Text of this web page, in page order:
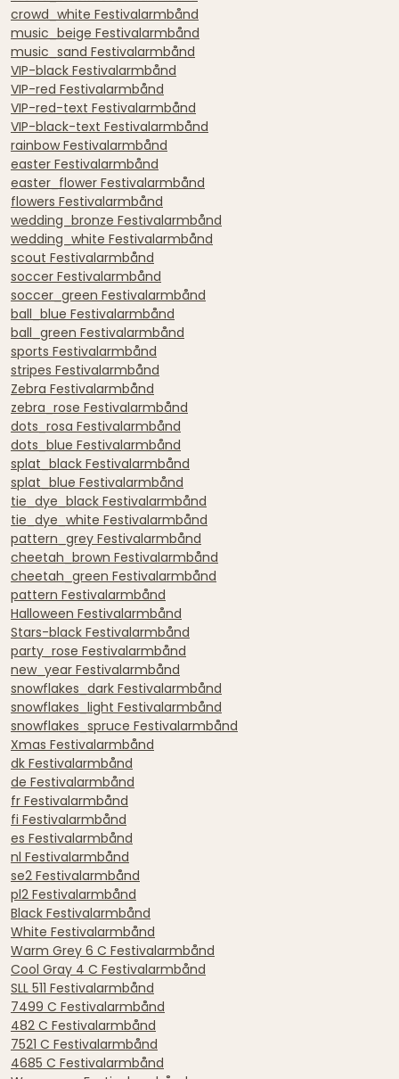
crowd_white Festivalarmbånd
music_beige Festivalarmbånd
music_sand Festivalarmbånd
VIP-black Festivalarmbånd
VIP-red Festivalarmbånd
VIP-red-text Festivalarmbånd
VIP-black-text Festivalarmbånd
rainbow Festivalarmbånd
easter Festivalarmbånd
easter_flower Festivalarmbånd
flowers Festivalarmbånd
wedding_bronze Festivalarmbånd
wedding_white Festivalarmbånd
scout Festivalarmbånd
soccer Festivalarmbånd
soccer_green Festivalarmbånd
ball_blue Festivalarmbånd
ball_green Festivalarmbånd
sports Festivalarmbånd
stripes Festivalarmbånd
Zebra Festivalarmbånd
zebra_rose Festivalarmbånd
dots_rosa Festivalarmbånd
dots_blue Festivalarmbånd
splat_black Festivalarmbånd
splat_blue Festivalarmbånd
tie_dye_black Festivalarmbånd
tie_dye_white Festivalarmbånd
pattern_grey Festivalarmbånd
cheetah_brown Festivalarmbånd
cheetah_green Festivalarmbånd
pattern Festivalarmbånd
Halloween Festivalarmbånd
Stars-black Festivalarmbånd
party_rose Festivalarmbånd
new_year Festivalarmbånd
snowflakes_dark Festivalarmbånd
snowflakes_light Festivalarmbånd
snowflakes_spruce Festivalarmbånd
Xmas Festivalarmbånd
dk Festivalarmbånd
de Festivalarmbånd
fr Festivalarmbånd
fi Festivalarmbånd
es Festivalarmbånd
nl Festivalarmbånd
se2 Festivalarmbånd
pl2 Festivalarmbånd
Black Festivalarmbånd
White Festivalarmbånd
Warm Grey 6 C Festivalarmbånd
Cool Gray 4 C Festivalarmbånd
SLL 511 Festivalarmbånd
7499 C Festivalarmbånd
482 C Festivalarmbånd
7521 C Festivalarmbånd
4685 C Festivalarmbånd